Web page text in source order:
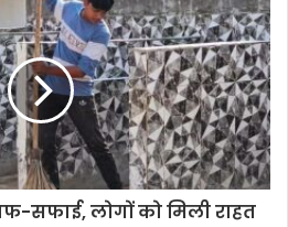
सफाई, लोगों को मिली राहत